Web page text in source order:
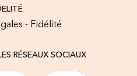
- Fidélité
RÉSEAUX SOCIAUX